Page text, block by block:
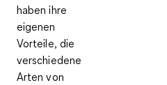
haben ihre
eigenen
Vorteile, die
verschiedene
Arten von